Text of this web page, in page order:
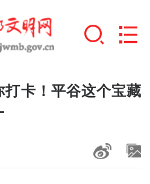
卡！平谷这个宝藏